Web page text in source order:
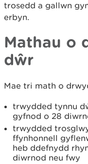
trosedd a gallwn
erbyn.
Mathau o
dŵr
Mae tri math o
trwydded tynnu
gyfnod o 28
trwydded
ffynhonnell
heb ddefnydd
diwrnod neu fwy